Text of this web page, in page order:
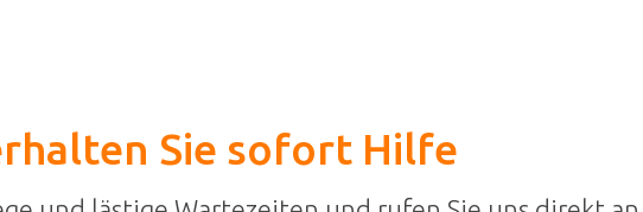
Sie sofort Hilfe